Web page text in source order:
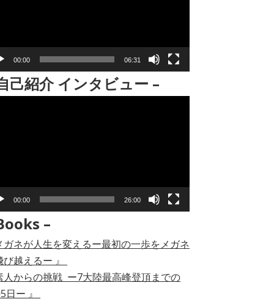
00:00 06:31
己紹介 インタビュー –
00:00 26:00
–
ガネが人生を変えるー最初の一歩をメガネ
び越えるー 』
人からの挑戦 ー7大陸最高峰登頂までの
日ー 』